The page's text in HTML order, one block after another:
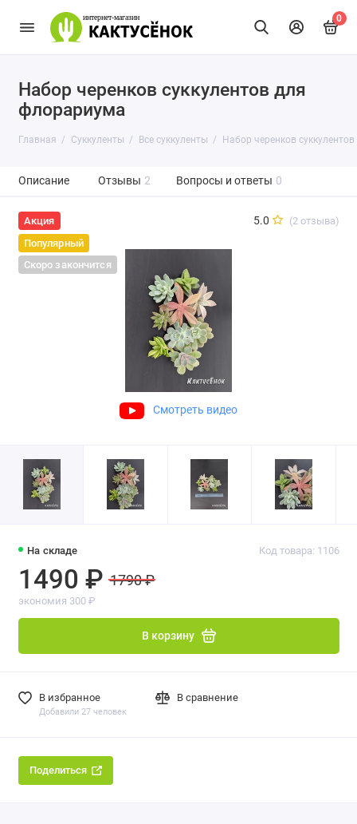
0
Набор черенков суккулентов для
флорариума
Главная Суккуленты Все суккуленты Набор черенков
Описание Отзывы 2 Вопросы и ответы 0
Акция
Популярный
Скоро закончится
5.0 (2 отзыва)
Смотреть видео
На складе Код товара: 1106
1490 ₽ 1790 ₽
экономия 300 ₽
В корзину
В избранное
Добавили 27 человек
В сравнение
Поделиться